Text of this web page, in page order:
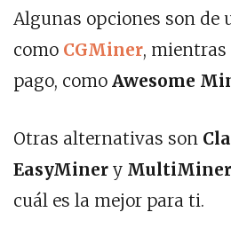
Algunas opciones son de
como CGMiner, mientras
pago, como Awesome
Otras alternativas son
EasyMiner y MultiMiner
cuál es la mejor para ti.